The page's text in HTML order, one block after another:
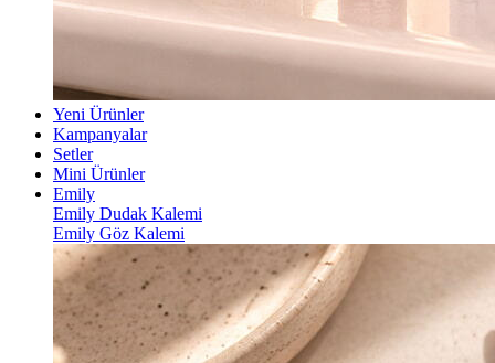
Yeni Ürünler
Kampanyalar
Setler
Mini Ürünler
Emily
Emily Dudak Kalemi
Emily Göz Kalemi